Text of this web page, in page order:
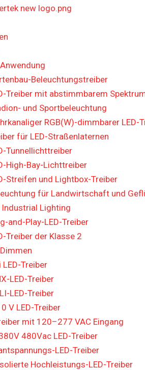
Beleuchtungstreiber
Treiber mit abstimmbarem
und Sportbeleuchtung
RGB(W)-dimmbarer
für LED-Straßenlaternen
Tunnellichttreiber
High-Bay-Lichttreiber
Streifen und Lightbox-Treiber
für Landwirtschaft und
Industrial Lighting
and-Play-LED-Treiber
Treiber der Klasse 2
LED-Treiber
LED-Treiber
LED-Treiber
V LED-Treiber
mit 120–277 VAC Eingang
480Vac LED-Treiber
LED-Treiber
Hochleistungs-LED-Treiber